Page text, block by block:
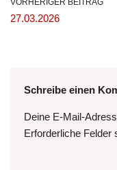
VORHERIGER BEITRAG
27.03.2026
Schreibe einen
Deine E-Mail-
Erforderliche Felder